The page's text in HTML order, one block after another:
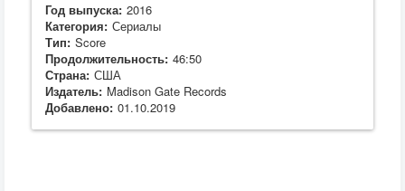
Год выпуска: 2016
Категория: Сериалы
Тип: Score
Продолжительность: 46:50
Страна: США
Издатель: Madison Gate Records
Добавлено: 01.10.2019